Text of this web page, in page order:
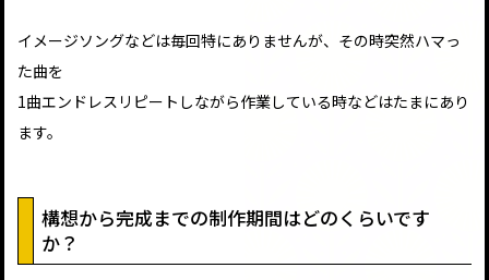
イメージソングなどは毎回特にありませんが、その時突然ハマっ
た曲を
1曲エンドレスリピートしながら作業している時などはたまにあり
ます。
構想から完成までの制作期間はどのくらいです
か？